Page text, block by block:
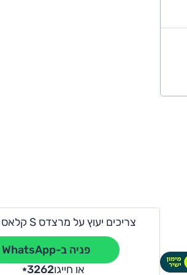
צריכים יעוץ על מרצדס S קלאס קופה?
פניה ב-WhatsApp
או חייגו
*3262